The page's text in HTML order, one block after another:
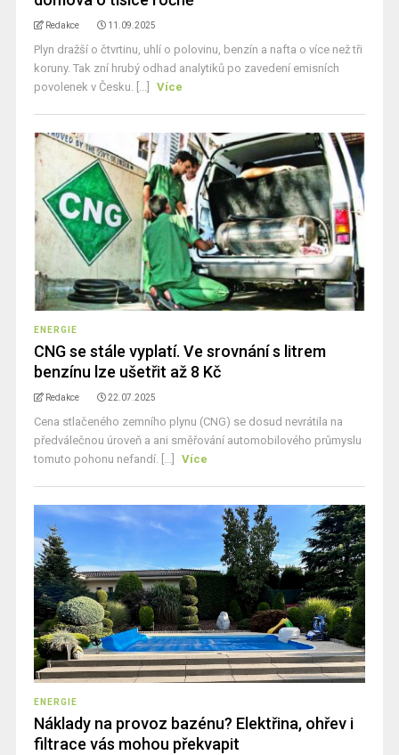
Redakce 11.09.2025
Plyn dražší o čtvrtinu, uhlí o polovinu, benzín a nafta o více než tři
koruny. Tak zní hrubý odhad analytiků po zavedení emisních
povolenek v Česku. [...]
Více
ENERGIE
CNG se stále vyplatí. Ve srovnání s litrem
benzínu lze ušetřit až 8 Kč
Redakce 22.07.2025
Cena stlačeného zemního plynu (CNG) se dosud nevrátila na
předválečnou úroveň a ani směřování automobilového průmyslu
tomuto pohonu nefandí. [...]
Více
ENERGIE
Náklady na provoz bazénu? Elektřina, ohřev i
filtrace vás mohou překvapit